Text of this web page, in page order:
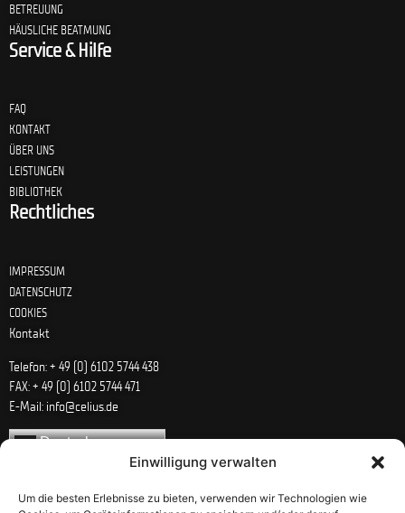
Einwilligung verwalten
Um die besten Erlebnisse zu bieten, verwenden wir Technologien wie
BETREUUNG
HÄUSLICHE BEATMUNG
Service & Hilfe
FAQ
KONTAKT
ÜBER UNS
LEISTUNGEN
BIBLIOTHEK
Rechtliches
IMPRESSUM
DATENSCHUTZ
COOKIES
Kontakt
Telefon: + 49 (0) 6102 5744 438
FAX: + 49 (0) 6102 5744 471
E-Mail: info@celius.de
Deutsch